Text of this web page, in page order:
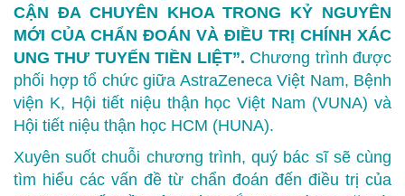
CẬN ĐA CHUYÊN KHOA TRONG KỶ NGUYÊN
MỚI CỦA CHẨN ĐOÁN VÀ ĐIỀU TRỊ CHÍNH XÁC
UNG THƯ TUYẾN TIỀN LIỆT”. Chương trình được
phối hợp tổ chức giữa AstraZeneca Việt Nam, Bệnh
viện K, Hội tiết niệu thận học Việt Nam (VUNA) và
Hội tiết niệu thận học HCM (HUNA).
Xuyên suốt chuỗi chương trình, quý bác sĩ sẽ cùng
tìm hiểu các vấn đề từ chẩn đoán đến điều trị của